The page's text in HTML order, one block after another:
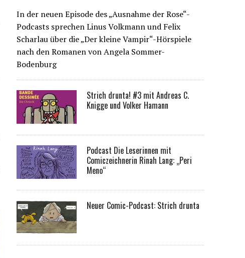
In der neuen Episode des „Ausnahme der Rose“-
Podcasts sprechen Linus Volkmann und Felix
Scharlau über die „Der kleine Vampir“-Hörspiele
nach den Romanen von Angela Sommer-
Bodenburg
Strich drunta! #3 mit Andreas C.
Knigge und Volker Hamann
Podcast Die Leserinnen mit
Comiczeichnerin Rinah Lang: „Peri
Meno“
Neuer Comic-Podcast: Strich drunta